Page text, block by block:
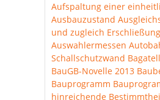
Aufspaltung einer
Ausbauzustand
und zugleich
Auswahlermessen
Schallschutzwand
BauGB-Novelle 2013
Bauprogramm
hinreichende